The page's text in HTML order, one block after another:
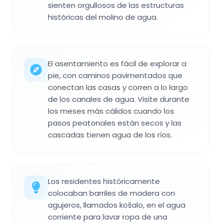
sienten orgullosos de las estructuras
históricas del molino de agua.
El asentamiento es fácil de explorar a
pie, con caminos pavimentados que
conectan las casas y corren a lo largo
de los canales de agua. Visite durante
los meses más cálidos cuando los
pasos peatonales están secos y las
cascadas tienen agua de los ríos.
Los residentes históricamente
colocaban barriles de madera con
agujeros, llamados košalo, en el agua
corriente para lavar ropa de una